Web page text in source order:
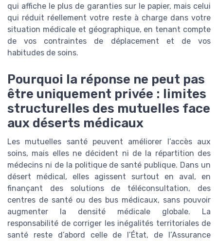
qui affiche le plus de garanties sur le papier, mais celui
qui réduit réellement votre reste à charge dans votre
situation médicale et géographique, en tenant compte
de vos contraintes de déplacement et de vos
habitudes de soins.
Pourquoi la réponse ne peut pas
être uniquement privée : limites
structurelles des mutuelles face
aux déserts médicaux
Les mutuelles santé peuvent améliorer l’accès aux
soins, mais elles ne décident ni de la répartition des
médecins ni de la politique de santé publique. Dans un
désert médical, elles agissent surtout en aval, en
finançant des solutions de téléconsultation, des
centres de santé ou des bus médicaux, sans pouvoir
augmenter la densité médicale globale. La
responsabilité de corriger les inégalités territoriales de
santé reste d’abord celle de l’État, de l’Assurance